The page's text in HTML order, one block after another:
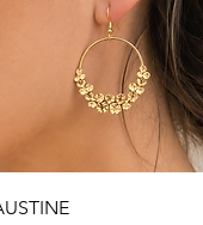
Aperçu rapide